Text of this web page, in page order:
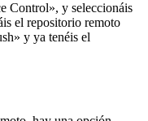
Control», y seleccionáis
el repositorio remoto
y ya tenéis el